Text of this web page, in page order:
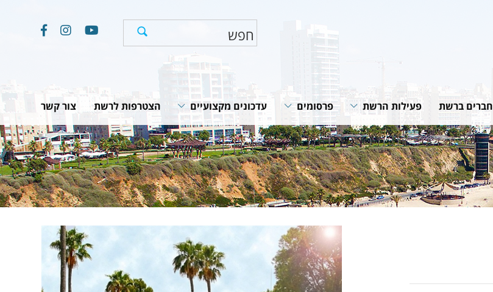
חברים ברשת פעילות הרשת
תוכניות ופעילות הרשת
שיתופי פעולה
פרסומים
חוברות הנחיה
סיכומי פעילות
מאמרים מקצועיים
חדשות רשת
עדכונים מקצועיים
חוקים, תקנות והמלצות
תוכניות לאומיות
מאמרים וכתבות
הצטרפות לרשת צור קשר